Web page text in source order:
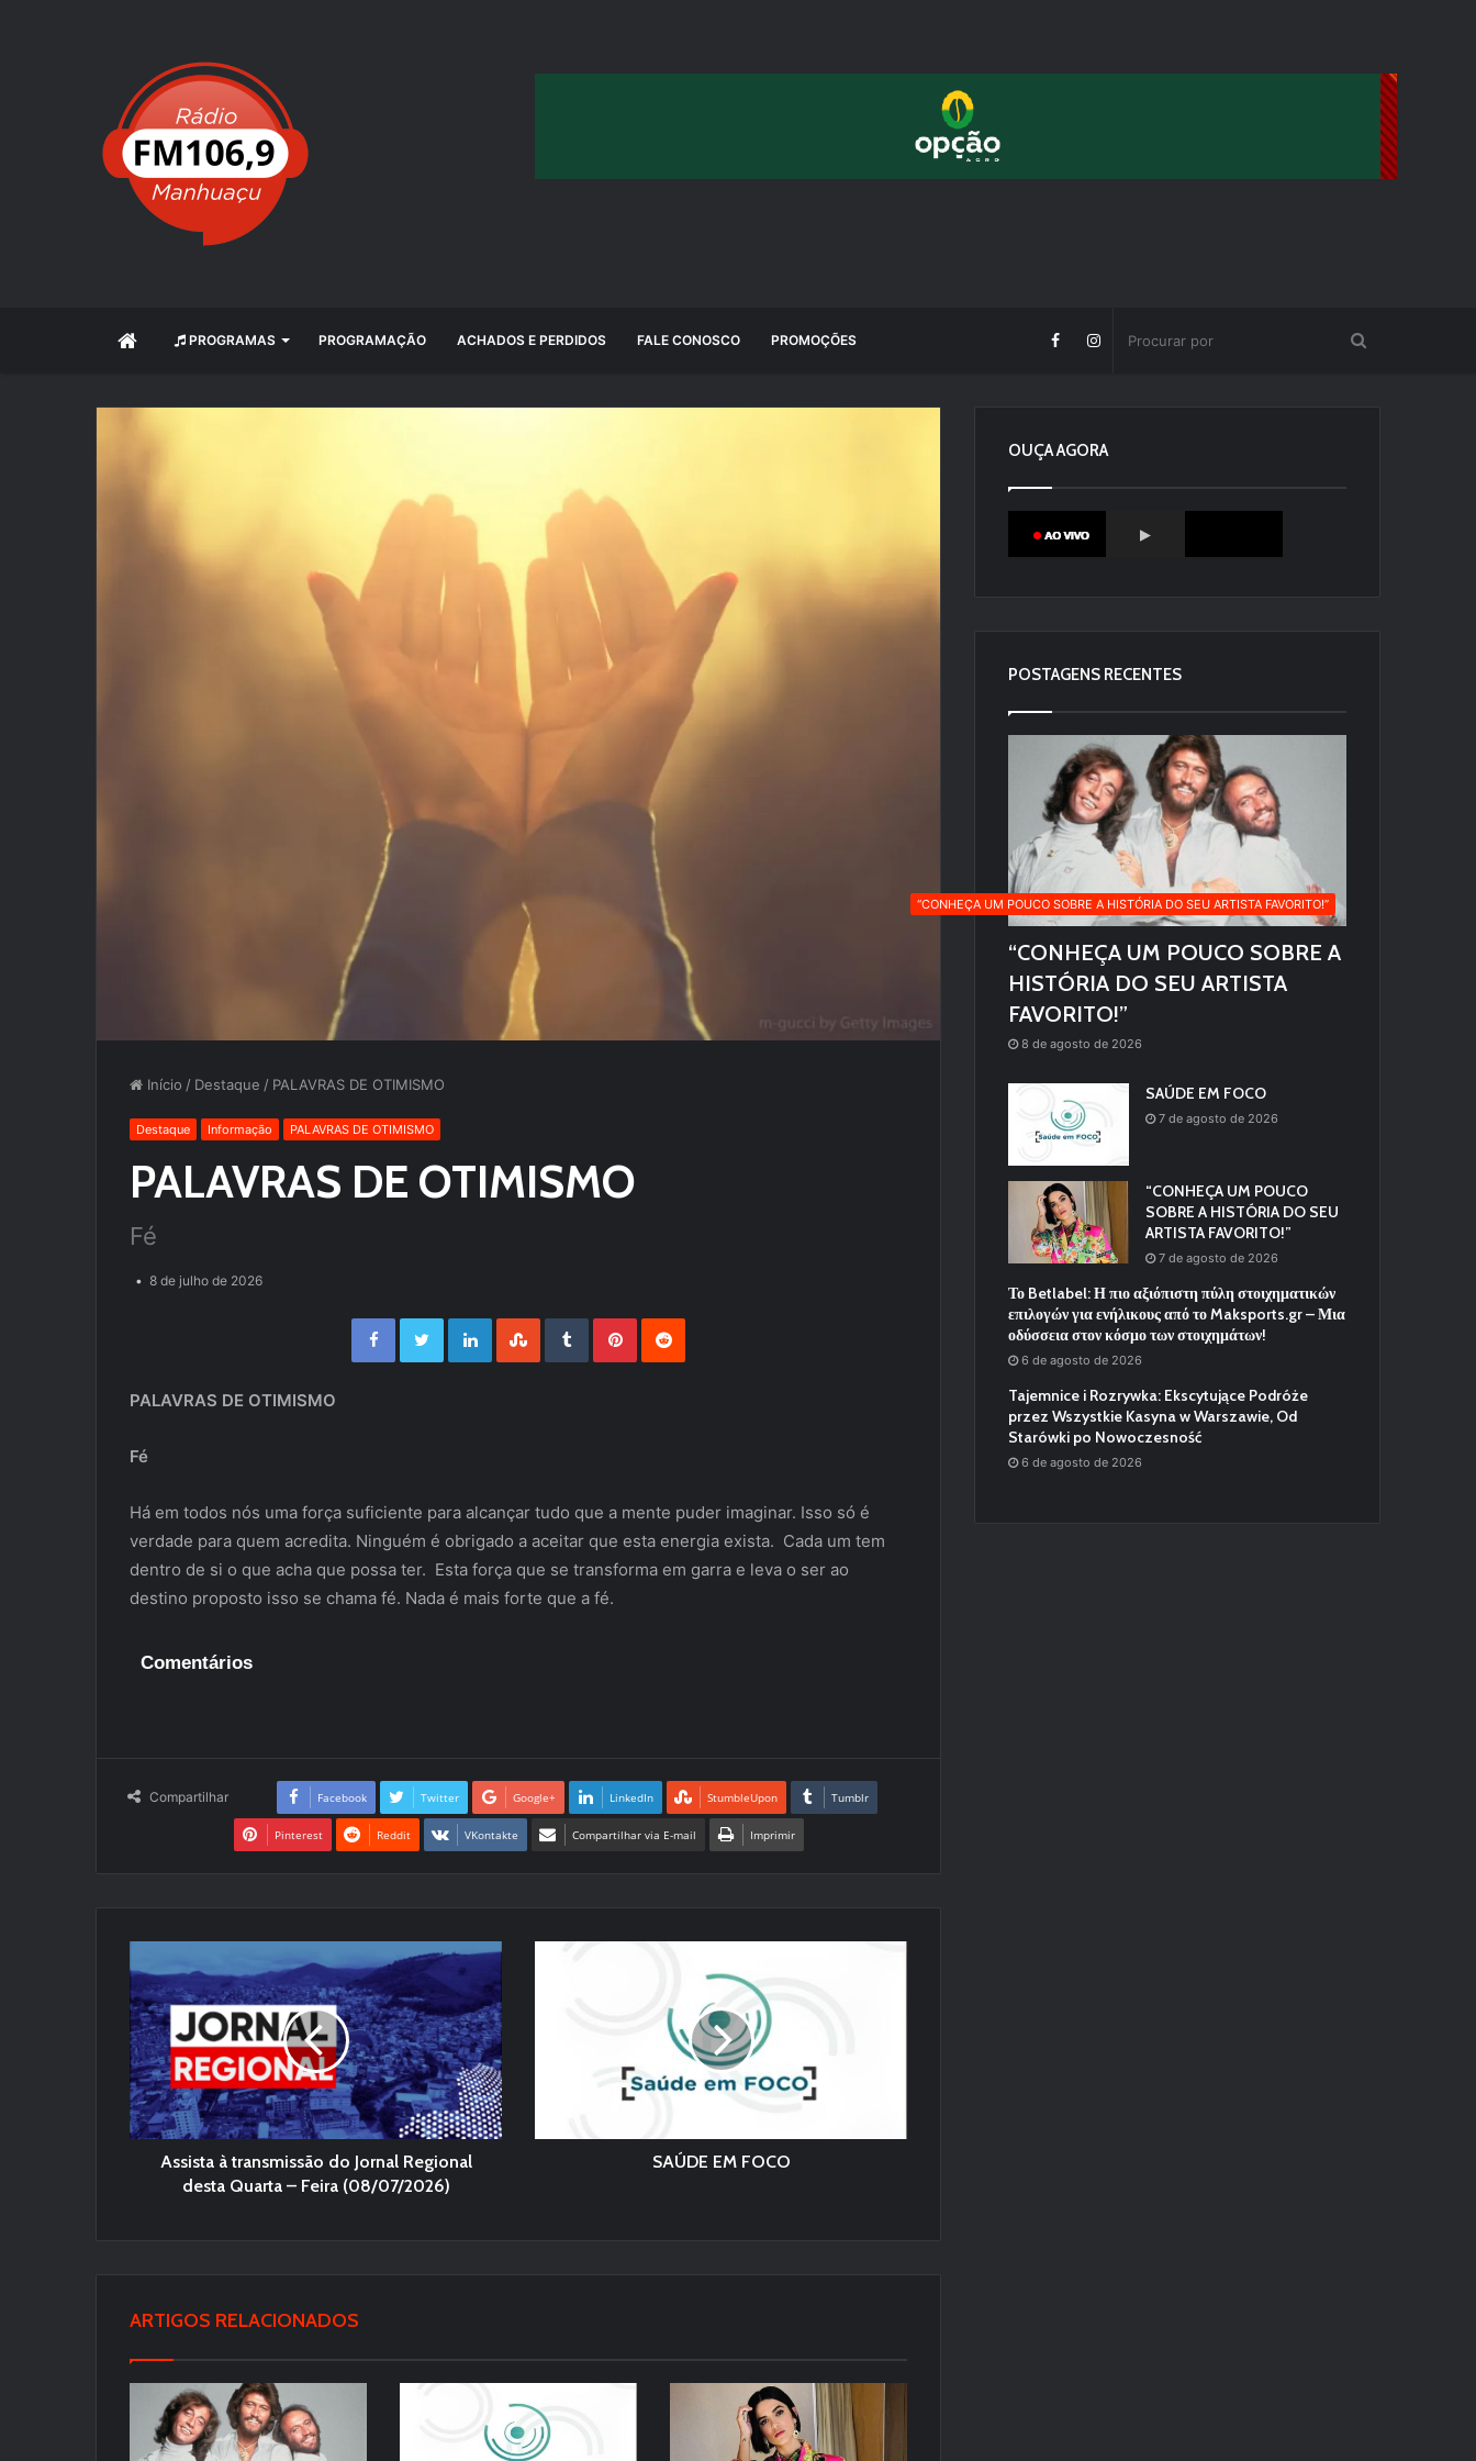
INÍCIO PROGRAMAS PROGRAMAÇÃO ACHADOS E PERDIDOS FALE CONOSCO PROMOÇÕES
Início / Destaque / PALAVRAS DE OTIMISMO
Destaque Informação PALAVRAS DE OTIMISMO
PALAVRAS DE OTIMISMO
Fé
8 de julho de 2026
Facebook Twitter LinkedIn StumbleUpon Tumblr Pinterest
PALAVRAS DE OTIMISMO
Fé
Há em todos nós uma força suficiente para alcançar tudo que a mente puder imaginar. Isso só é
verdade para quem acredita. Ninguém é obrigado a aceitar que esta energia exista. Cada um tem
dentro de si o que acha que possa ter. Esta força que se transforma em garra e leva o ser ao
destino proposto isso se chama fé. Nada é mais forte que a fé.
Comentários
Compartilhar Facebook Twitter Google+ LinkedIn StumbleUpon Tumblr
Pinterest Reddit VKontakte Compartilhar via E-mail Imprimir
Assista à transmissão do Jornal Regional
desta Quarta – Feira (08/07/2026)
SAÚDE EM FOCO
ARTIGOS RELACIONADOS
OUÇA AGORA
POSTAGENS RECENTES
“CONHEÇA UM POUCO SOBRE A HISTÓRIA DO SEU ARTISTA FAVORITO!”
“CONHEÇA UM POUCO SOBRE A
HISTÓRIA DO SEU ARTISTA
FAVORITO!”
8 de agosto de 2026
SAÚDE EM FOCO
7 de agosto de 2026
“CONHEÇA UM POUCO
SOBRE A HISTÓRIA DO SEU
ARTISTA FAVORITO!”
7 de agosto de 2026
Το Betlabel: Η πιο αξιόπιστη πύλη στοιχηματικών
επιλογών για ενήλικους από το Maksports.gr – Μια
οδύσσεια στον κόσμο των στοιχημάτων!
6 de agosto de 2026
Tajemnice i Rozrywka: Ekscytujące Podróże
przez Wszystkie Kasyna w Warszawie, Od
Starówki po Nowoczesność
6 de agosto de 2026